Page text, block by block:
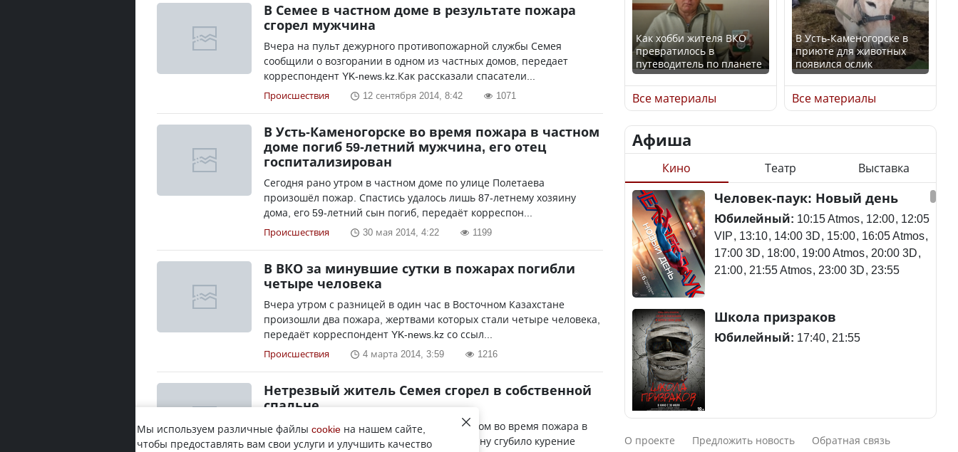
В Семее в частном доме в результате пожара
сгорел мужчина
Вчера на пульт дежурного противопожарной службы Семея
сообщили о возгорании в одном из частных домов, передает
корреспондент YK-news.kz.Как рассказали спасатели...
Происшествия 12 сентября 2014, 8:42 1071
В Усть-Каменогорске во время пожара в частном
доме погиб 59-летний мужчина, его отец
госпитализирован
Сегодня рано утром в частном доме по улице Полетаева
произошёл пожар. Спастись удалось лишь 87-летнему хозяину
дома, его 59-летний сын погиб, передаёт корреспон...
Происшествия 30 мая 2014, 4:22 1199
В ВКО за минувшие сутки в пожарах погибли
четыре человека
Вчера утром с разницей в один час в Восточном Казахстане
произошли два пожара, жертвами которых стали четыре человека,
передаёт корреспондент YK-news.kz со ссыл...
Происшествия 4 марта 2014, 3:59 1216
Нетрезвый житель Семея сгорел в собственной
спальне
68-летний житель Семея погиб сегодня утром во время пожара в
собственном доме. Вероятнее всего, мужчину сгубило курение
Ең төменгі жалақы,
алимент, экология: жеті
партия сайлаушылармен
нені талқылап жатыр?
алименты, экология — о
чем говорят с
избирателями
представители партий
Министр рассказал, из
чего делают колбасу в
Казахстане
почему казахстанские
Луну признали объектом
культурного наследия,
находящегося под
угрозой исчезновения
Станет ли
метапневмовирус
эпидемией, рассказали в
ВОЗ
потерпел крушение в
Южной Корее, погибли
120 человек
Актау: Путин принес
Как хобби жителя ВКО
превратилось в
путеводитель по планете
Все материалы
В Усть-Каменогорске в
приюте для животных
появился ослик
Все материалы
Афиша
Кино Театр Выставка
Человек-паук: Новый день
Юбилейный: 10:15 Atmos 12:00 12:05
VIP 13:10 14:00 3D 15:00 16:05 Atmos
17:00 3D 18:00 19:00 Atmos 20:00 3D
21:00 21:55 Atmos 23:00 3D 23:55
Школа призраков
Юбилейный: 17:40 21:55
Смешарики сквозь вселенные
О проекте Предложить новость
Обратная связь
Мы используем различные файлы cookie на нашем сайте,
чтобы предоставлять вам свои услуги и улучшить качество